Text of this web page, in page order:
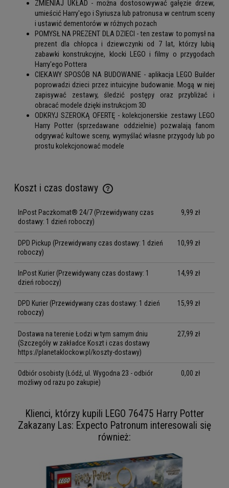
ZMIENIAJ UKŁAD - można dostosowywać gałęzie drzew,
umieścić Harry'ego i Syriusza lub patronusa w centrum sceny
i ustawić dementorów w różnych pozach
POMYSŁ NA PREZENT DLA DZIECI - ten zestaw to pomysł na
prezent dla chłopca i dziewczynki od 7 lat, którzy lubią
zabawki konstrukcyjne, klocki LEGO i filmy o przygodach
Harry'ego Pottera
CIEKAWY SPOSÓB NA BUDOWANIE - aplikacja LEGO Builder
poprowadzi dzieci przez intuicyjne budowanie. Mogą w niej
zapisywać zestawy, śledzić postępy oraz przybliżać i
obracać modele dzięki instrukcjom 3D
ODKRYJ SZEROKĄ OFERTĘ - kolekcjonerskie zestawy LEGO
Harry Potter (sprzedawane oddzielnie) pozwalają fanom
odgrywać kultowe sceny, wymyślać własne przygody lub po
prostu kolekcjonować modele
Koszt i czas dostawy
Cena nie zawiera ewentualnych kosztów płatności
InPost Paczkomat® 24/7 (Przewidywany czas
dostawy: 1 dzień roboczy)
9,99 zł
DPD Pickup (Przewidywany czas dostawy: 1 dzień
roboczy)
10,99 zł
InPost Kurier (Przewidywany czas dostawy: 1
dzień roboczy)
14,99 zł
DPD Kurier (Przewidywany czas dostawy: 1 dzień
roboczy)
15,99 zł
Dostawa na terenie Łodzi w tym samym dniu
(Szczegóły w zakładce Koszt i czas dostawy
https://planetaklockow.pl/koszty-dostawy)
27,99 zł
Odbiór osobisty (Łódź, ul. Wygodna 23 - odbiór
możliwy od razu po zakupie)
0,00 zł
Klienci, którzy kupili LEGO 76475 Harry Potter
Zakazany Las: Expecto Patronum interesowali się
również: